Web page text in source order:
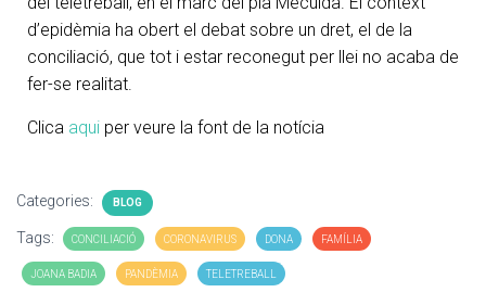
d’epidèmia ha obert el debat sobre un dret, el de la
conciliació, que tot i estar reconegut per llei no acaba de
fer-se realitat.
Clica aqui per veure la font de la notícia
Categories: BLOG
Tags: CONCILIACIÓ CORONAVIRUS DONA FAMÍLIA
JOANA BADIA PANDÈMIA TELETREBALL